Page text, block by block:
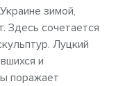
зимой,
Здесь сочетается
Луцкий
и
поражает